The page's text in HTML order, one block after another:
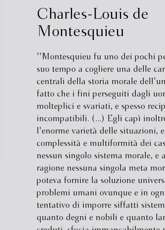
Charles-Louis de
Montesquieu
''Montesquieu fu uno dei pochi
suo tempo a cogliere una delle
centrali della storia morale
fatto che i fini perseguiti dagli
molteplici e svariati, e spesso
incompatibili. (...) Egli capì
l'enorme varietà delle situazioni,
complessità e multiformità dei
nessun singolo sistema morale, e
ragione nessuna singola meta
poteva fornire la soluzione
problemi umani ovunque e in
tentativo di imporre siffatti
quanto degni e nobili e quanto